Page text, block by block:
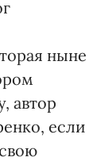
ныне
автор
если